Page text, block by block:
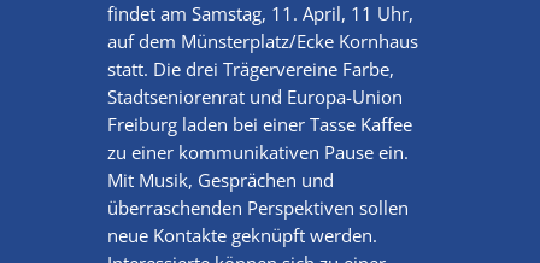
findet am Samstag, 11. April, 11 Uhr,
auf dem Münsterplatz/Ecke Kornhaus
statt. Die drei Trägervereine Farbe,
Stadtseniorenrat und Europa-Union
Freiburg laden bei einer Tasse Kaffee
zu einer kommunikativen Pause ein.
Mit Musik, Gesprächen und
überraschenden Perspektiven sollen
neue Kontakte geknüpft werden.